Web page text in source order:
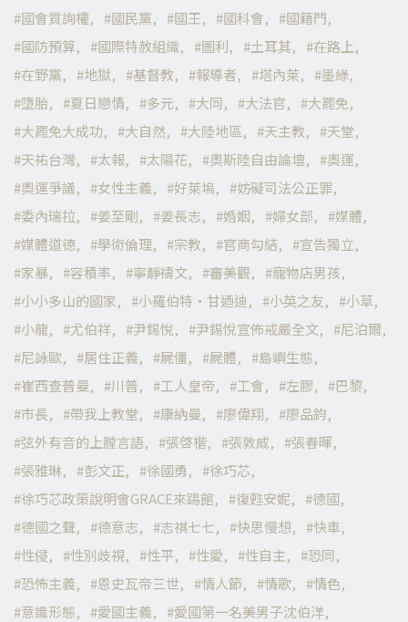
國會質詢權
國民黨 國王 國科會
國籍門
國防預算
國際特赦組織 圖利 土耳其
在路上
在野黨
地獄 基督教 報導者 塔內萊
墨綠
墮胎
夏日戀情 多元 大同 大法官
大罷免
大罷免大成功
大自然 大陸地區 天主教
天堂
天祐台灣
太報 太陽花 奧斯陸自由論壇
奧運
奧運爭議
女性主義 好萊塢
妨礙司法公正罪
委內瑞拉
姜至剛 姜長志 婚姻 婦女部
媒體
媒體道德
學術倫理 宗教 官商勾結
宣告獨立
家暴
容積率 寧靜禱文 審美觀
寵物店男孩
小小多山的國家
小羅伯特·甘迺迪 小英之友
小草
小龍
尤伯祥 尹錫悅 尹錫悅宣佈戒嚴全文
尼泊爾
尼詠歐
居住正義 屍僵 屍體
島嶼生態
崔西查普曼
川普 工人皇帝 工會 左膠
巴黎
市長
帶我上教堂 康納曼 廖偉翔
廖品鈞
弦外有音的上膛言語
張啓楷 張敦威
張春暉
張雅琳
彭文正 徐國勇
徐巧芯
徐巧芯政策說明會GRACE來踢館
復甦安妮
德國
德國之聲
德意志 志祺七七 快思慢想
快車
性侵
性別歧視 性平 性愛 性自主
恐同
恐怖主義
恩史瓦帝三世 情人節 情歌
情色
意識形態
愛國主義
愛國第一名美男子沈伯洋